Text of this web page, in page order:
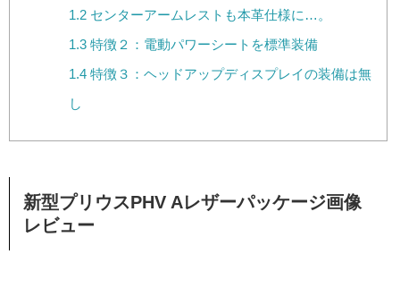
1.2 センターアームレストも本革仕様に…。
1.3 特徴２：電動パワーシートを標準装備
1.4 特徴３：ヘッドアップディスプレイの装備は無
し
新型プリウスPHV Aレザーパッケージ画像
レビュー